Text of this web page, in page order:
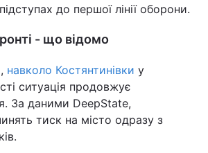
до першої лінії оборони.
- що відомо
навколо Костянтинівки у
ситуація продовжує
За даними DeepState,
тиск на місто одразу з